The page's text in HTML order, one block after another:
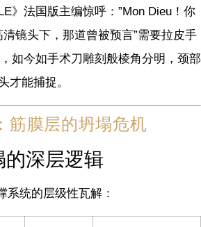
》法国版主编惊呼：”Mon Dieu！你
镜头下，那道曾被预言”需要拉皮手
如今如手术刀雕刻般棱角分明，颈部
才能捕捉。
筋膜层的坍塌危机
深层逻辑
系统的层级性瓦解：